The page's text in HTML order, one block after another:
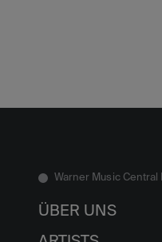
Warner Music Central
ÜBER UNS